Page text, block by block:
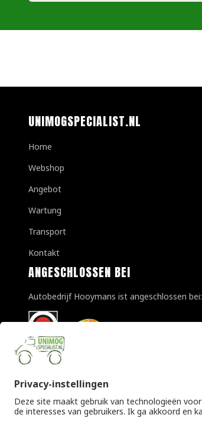
UNIMOGSPECIALIST.NL
Home
Webshop
Angebot
Wartung
Transport
Kontakt
ANGESCHLOSSEN BEI
Autobedrijf Hooymans ist angeschlossen bei: